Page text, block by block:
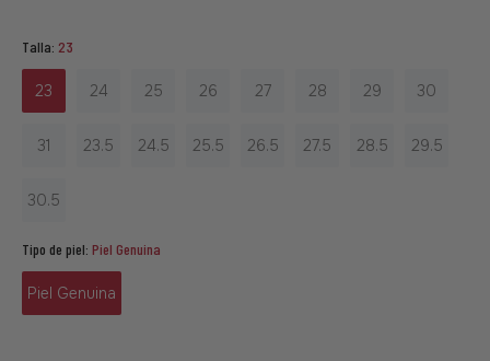
Talla: 23
23 24 25 26 27 28 29 30
31 23.5 24.5 25.5 26.5 27.5 28.5 29.5
30.5
Tipo de piel: Piel Genuina
Piel Genuina